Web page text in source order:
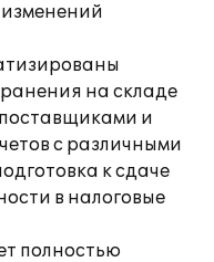
на складе
и
с различными
к сдаче
в налоговые
полностью